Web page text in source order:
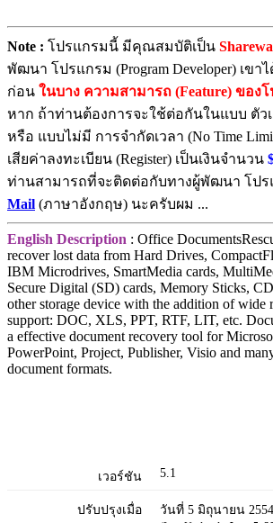
Note : โปรแกรมนี้ มีคุณสมบัติเป็น
พัฒนา โปรแกรม (Program Developer) เข
ก่อน ในบาง ความสามารถ (Feature) ของ
หาก ถ้าท่านต้องการจะใช้ต่อกันในแบบ ตัวเ
หรือ แบบไม่มี การจำกัดเวลา (No Time
เสียค่าลงทะเบียน (Register) เป็นเงินจำนวน
ท่านสามารถที่จะติดต่อกับทางผู้พัฒนา โปร
Mail (ภาษาอังกฤษ) นะครับผม ...
English Description : Office
recover lost data from Hard Drives,
IBM Microdrives, SmartMedia cards,
Secure Digital (SD) cards, Memory Sticks,
other storage device with the addition of wide
support: DOC, XLS, PPT, RTF, LIT, etc.
a effective document recovery tool for
PowerPoint, Project, Publisher, Visio and
document formats.
เวอร์ชัน 5.1
ปรับปรุงเมื่อ วันที่ 5 มิถุนายน 2554